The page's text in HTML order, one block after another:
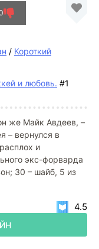
/ Короткий
и любовь. #1
же Майк Авдеев, –
– вернулся в
и
экс-форварда
30 – шайб, 5 из
4.5